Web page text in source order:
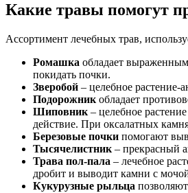
Какие травы помогут
Ассортимент лечебных трав,
Ромашка обладает
покидать почки.
Зверобой – целебное
Подорожник обладает
Шиповник – целебное
действие. При оксалатных
Березовые почки помогают
Тысячелистник – прекрасный
Трава пол-пала – лечебное
дробит и выводит камни с
Кукурузные рыльца